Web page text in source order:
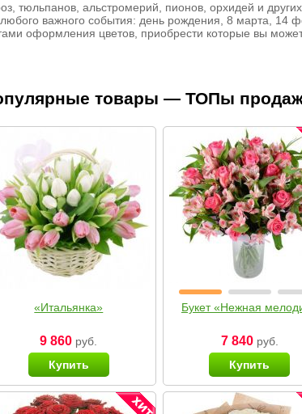
тюльпанов, альстромерий, пионов, орхидей и
важного события: день рождения, 8 марта, 14
оформления цветов, приобрести которые вы
товары — ТОПы
«Итальянка»
9 860 руб.
Купить
Букет «Нежная
7 840руб.
Купить